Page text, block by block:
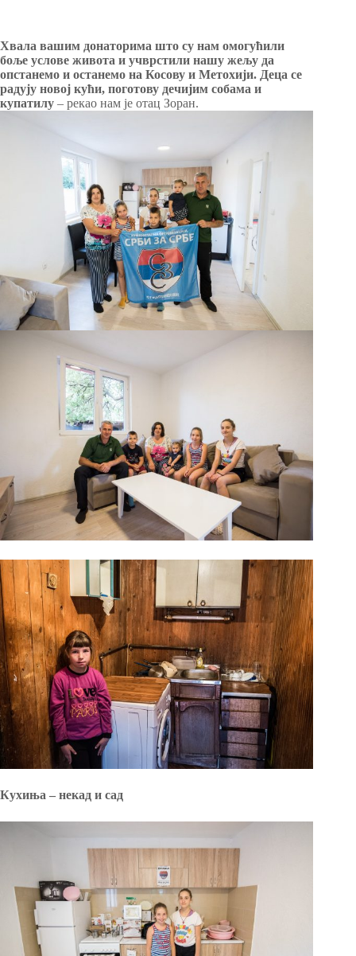
Хвала вашим донаторима што су нам омогућили
боље услове живота и учврстили нашу жељу да
опстанемо и останемо на Косову и Метохији. Деца се
радују новој кући, поготову дечијим собама и
купатилу – рекао нам је отац Зоран.
Кухиња – некад и сад